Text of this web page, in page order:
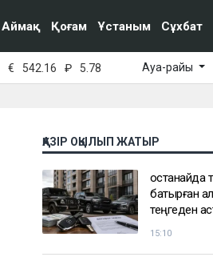
Аймақ Қоғам Ұстаным Сұхбат
€ 542.16 ₽ 5.78 Ауа-райы
ҚАЗІР ОҚЫЛЫП ЖАТЫР
Қостанайда
батырған
теңгеден
15:10